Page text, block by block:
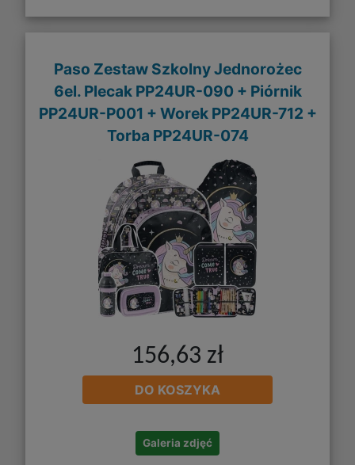
Paso Zestaw Szkolny Jednorożec
6el. Plecak PP24UR-090 + Piórnik
PP24UR-P001 + Worek PP24UR-712 +
Torba PP24UR-074
156,63 zł
DO KOSZYKA
Galeria zdjęć